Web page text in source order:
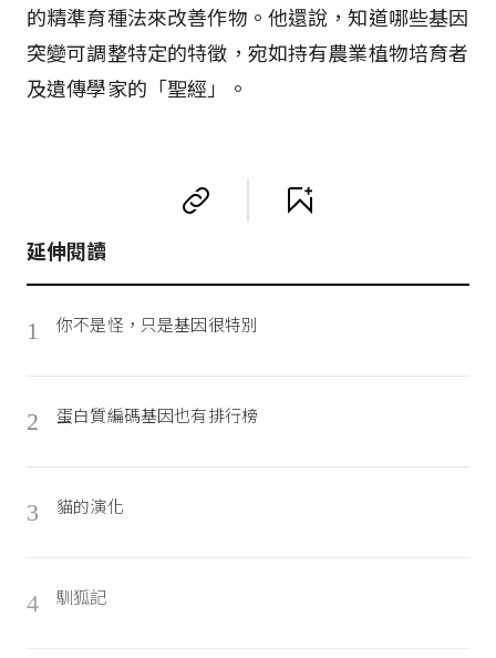
的精準育種法來改善作物。他還說，知道哪些基因
突變可調整特定的特徵，宛如持有農業植物培育者
及遺傳學家的「聖經」。
延伸閱讀
1 你不是怪，只是基因很特別
2 蛋白質編碼基因也有排行榜
3 貓的演化
4 馴狐記